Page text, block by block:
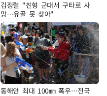
김정렬 "친형 군대서 구타로 사
망…유골 못 찾아"
동해안 최대 100㎜ 폭우…전국